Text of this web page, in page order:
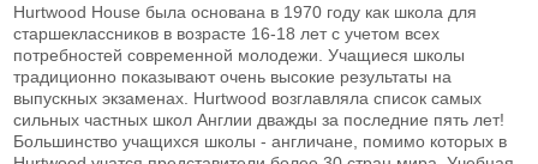
Hurtwood House была основана в 1970 году как школа для
старшеклассников в возрасте 16-18 лет с учетом всех
потребностей современной молодежи. Учащиеся школы
традиционно показывают очень высокие результаты на
выпускных экзаменах. Hurtwood возглавляла список самых
сильных частных школ Англии дважды за последние пять лет!
Большинство учащихся школы - англичане, помимо которых в